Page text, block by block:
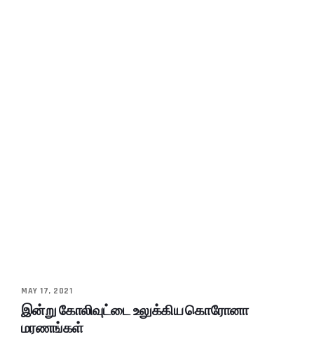
MAY 17, 2021
இன்று கோலிவுட்டை உலுக்கிய கொரோனா
மரணங்கள்